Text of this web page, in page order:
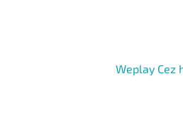
Weplay Cez